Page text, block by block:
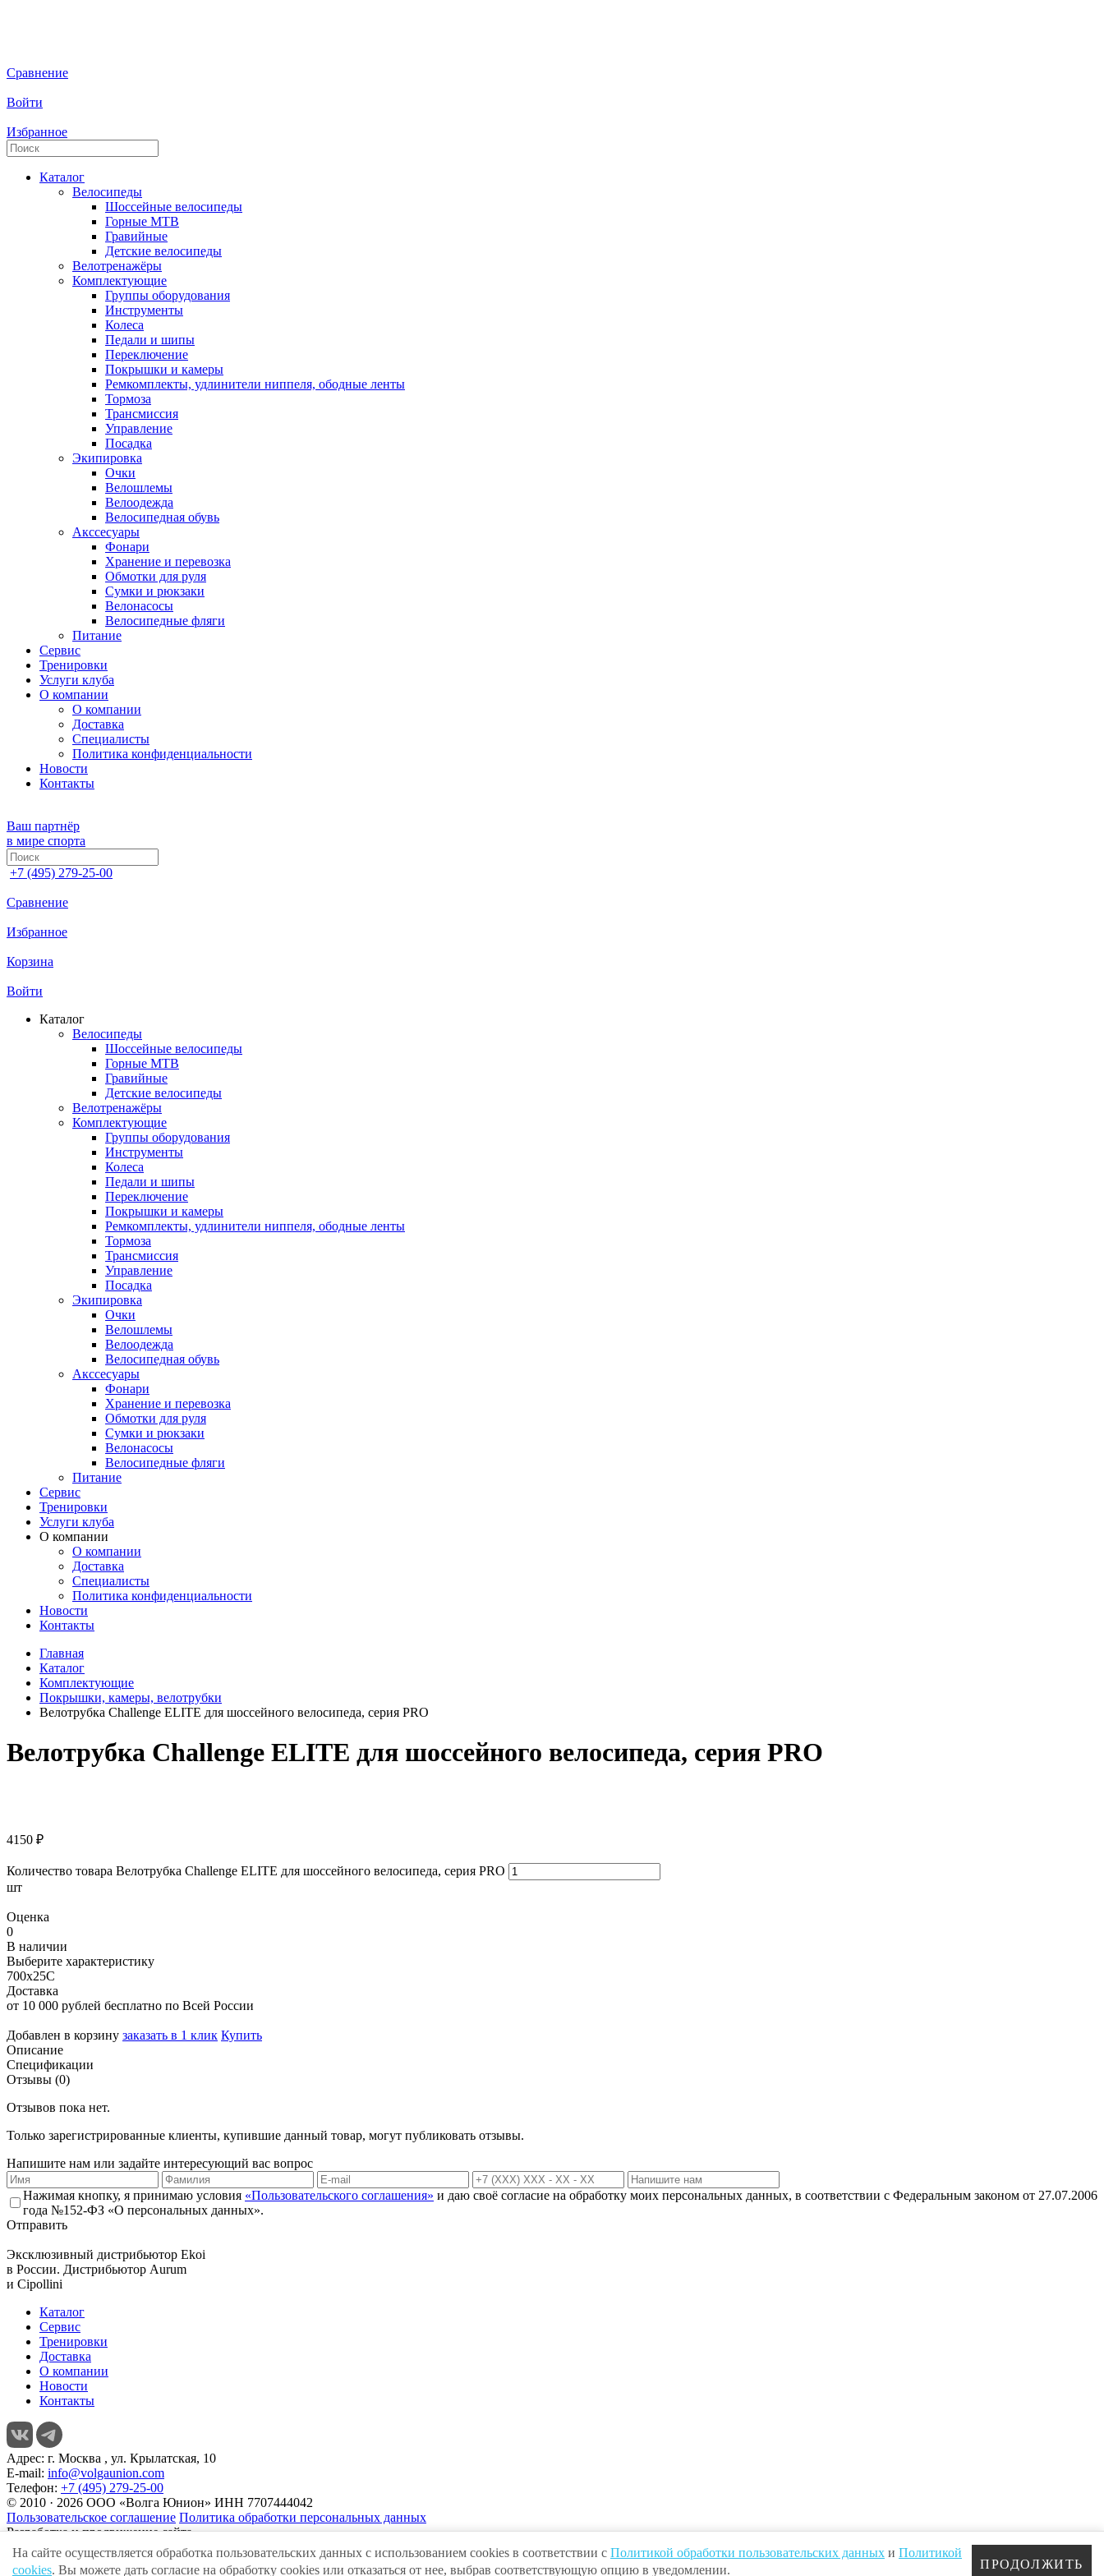
Сравнение
Войти
Избранное
Каталог
Велосипеды
Шоссейные велосипеды
Горные МTB
Гравийные
Детские велосипеды
Велотренажёры
Комплектующие
Группы оборудования
Инструменты
Колеса
Педали и шипы
Переключение
Покрышки и камеры
Ремкомплекты, удлинители ниппеля, ободные ленты
Тормоза
Трансмиссия
Управление
Посадка
Экипировка
Очки
Велошлемы
Велоодежда
Велосипедная обувь
Акссесуары
Фонари
Хранение и перевозка
Обмотки для руля
Сумки и рюкзаки
Велонасосы
Велосипедные фляги
Питание
Сервис
Тренировки
Услуги клуба
О компании
О компании
Доставка
Специалисты
Политика конфиденциальности
Новости
Контакты
Ваш партнёр
в мире спорта
+7 (495) 279-25-00
Сравнение
Избранное
Корзина
Войти
Каталог
Велосипеды
Шоссейные велосипеды
Горные МTB
Гравийные
Детские велосипеды
Велотренажёры
Комплектующие
Группы оборудования
Инструменты
Колеса
Педали и шипы
Переключение
Покрышки и камеры
Ремкомплекты, удлинители ниппеля, ободные ленты
Тормоза
Трансмиссия
Управление
Посадка
Экипировка
Очки
Велошлемы
Велоодежда
Велосипедная обувь
Акссесуары
Фонари
Хранение и перевозка
Обмотки для руля
Сумки и рюкзаки
Велонасосы
Велосипедные фляги
Питание
Сервис
Тренировки
Услуги клуба
О компании
О компании
Доставка
Специалисты
Политика конфиденциальности
Новости
Контакты
Главная
Каталог
Комплектующие
Покрышки, камеры, велотрубки
Велотрубка Challenge ELITE для шоссейного велосипеда, серия PRO
Велотрубка Challenge ELITE для шоссейного велосипеда, серия PRO
4150 ₽
Количество товара Велотрубка Challenge ELITE для шоссейного велосипеда, серия PRO
шт
Оценка
0
В наличии
Выберите характеристику
700х25С
Доставка
от 10 000 рублей бесплатно по Всей России
Добавлен в корзину заказать в 1 клик Купить
Описание
Спецификации
Отзывы (0)
Отзывов пока нет.
Только зарегистрированные клиенты, купившие данный товар, могут публиковать отзывы.
Напишите нам или задайте интересующий вас вопрос
Нажимая кнопку, я принимаю условия «Пользовательского соглашения» и даю своё согласие на обработку моих персональных данных, в соответствии с Федеральным законом от 27.07.2006
года №152-ФЗ «О персональных данных».
Отправить
Эксклюзивный дистрибьютор Ekoi
в России. Дистрибьютор Aurum
и Cipollini
Каталог
Сервис
Тренировки
Доставка
О компании
Новости
Контакты
Адрес: г. Москва , ул. Крылатская, 10
E-mail: info@volgaunion.com
Телефон: +7 (495) 279-25-00
© 2010 · 2026 ООО «Волга Юнион» ИНН 7707444042
Пользовательское соглашение Политика обработки персональных данных
Разработка и продвижение сайта
На сайте осуществляется обработка пользовательских данных с использованием cookies в соответствии с Политикой обработки пользовательских данных и Политикой
cookies. Вы можете дать согласие на обработку cookies или отказаться от нее, выбрав соответствующую опцию в уведомлении. ПРОДОЛЖИТЬ